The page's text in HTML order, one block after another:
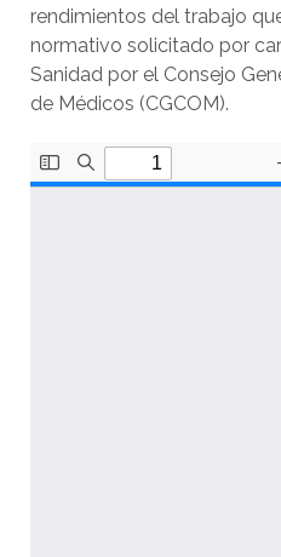
rendimientos del trabajo
normativo solicitado por
Sanidad por el Consejo
de Médicos (CGCOM).